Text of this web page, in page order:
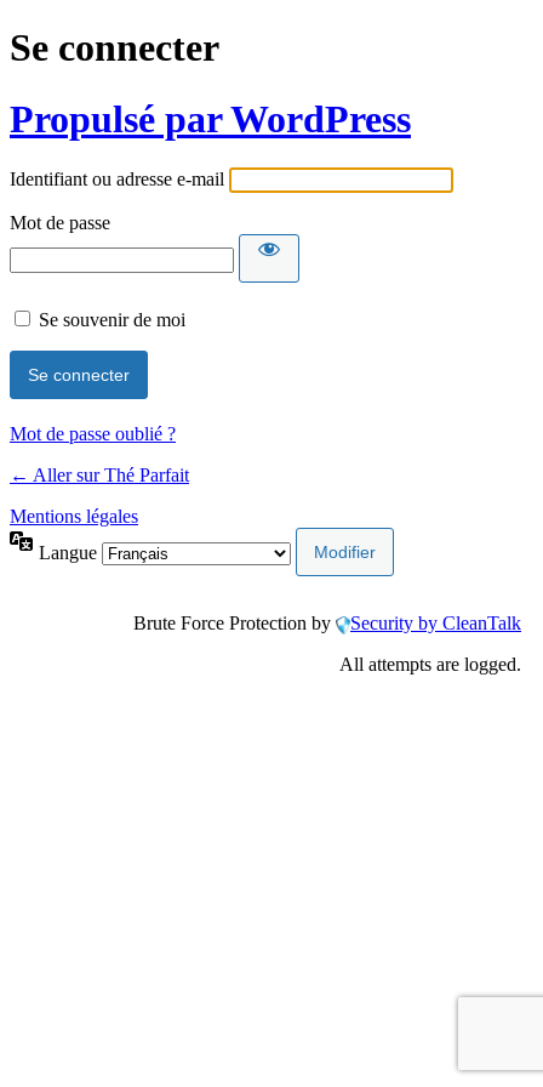
Se connecter
Propulsé par WordPress
Identifiant ou adresse e-mail
Mot de passe
Se souvenir de moi
Mot de passe oublié ?
← Aller sur Thé Parfait
Mentions légales
Langue
Brute Force Protection by
Security by CleanTalk
All attempts are logged.